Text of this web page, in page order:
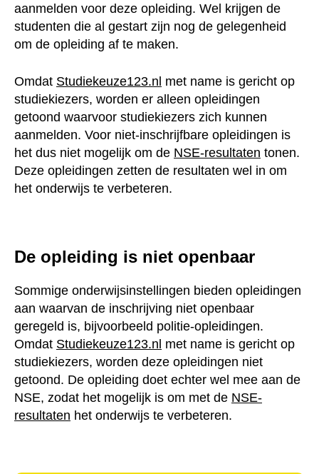
nog de gelegenheid om de opleiding af te maken.
OmdatStudiekeuze123.nlmet name is gericht op
waarvoor studiekiezers zich kunnen aanmelden. Voor
niet-inschrijfbare opleidingen is het dus niet mogelijk
om deNSE-resultatentonen. Deze opleidingen zetten
de resultaten wel in om het onderwijs te verbeteren.
aan waarvan de inschrijving niet openbaar geregeld is,
Studiekeuze123.nlmet name is gericht op studiekiezers,
worden deze opleidingen niet getoond. De opleiding
doet echter wel mee aan de NSE, zodat het mogelijk is
om met deNSE-resultatenhet onderwijs te verbeteren.